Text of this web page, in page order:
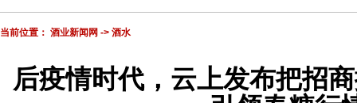
当前位置： 酒业新闻网 -> 酒水
后疫情时代，云上发布把招